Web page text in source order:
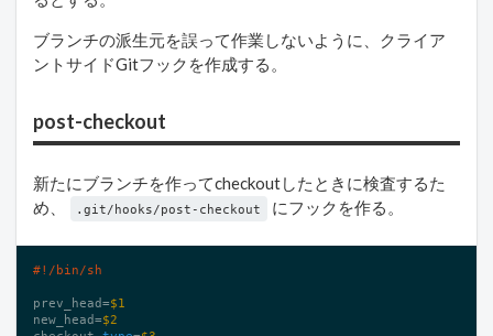
ブランチの派生元を誤って作業しないように、クライア
ントサイドGitフックを作成する。
post-checkout
新たにブランチを作ってcheckoutしたときに検査するた
め、
.git/hooks/post-checkout にフックを作る。
prev_head=$1
new_head=$2